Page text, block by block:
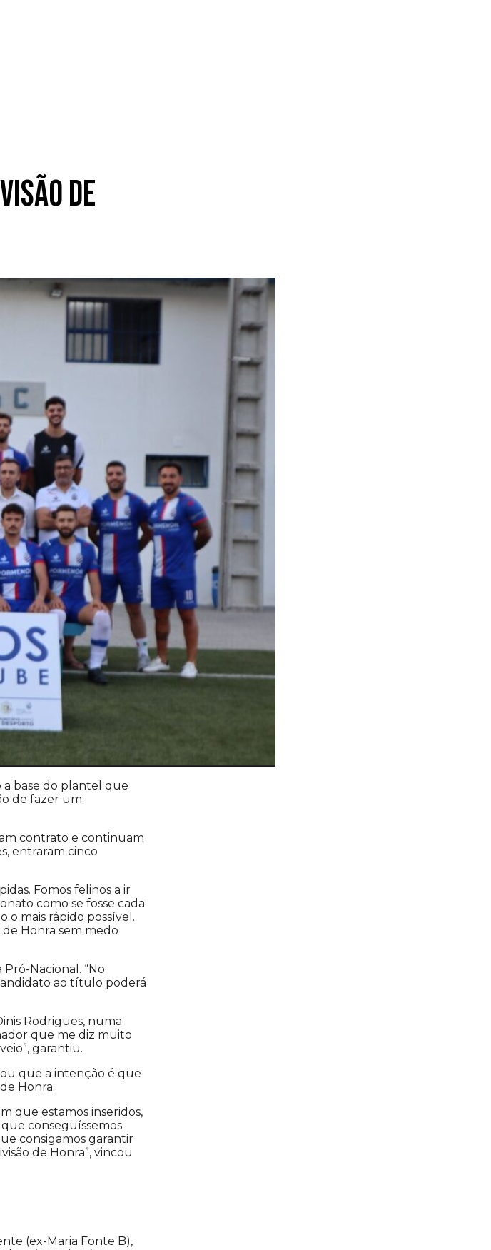
de
a base do plantel que
de fazer um
contrato e continuam
entraram cinco
Fomos felinos a ir
como se fosse cada
o mais rápido possível.
de Honra sem medo
Nacional. “No
ao título poderá
Rodrigues, numa
que me diz muito
garantiu.
que a intenção é que
Honra.
que estamos inseridos,
conseguíssemos
consigamos garantir
de Honra”, vincou
(ex-Maria Fonte B),